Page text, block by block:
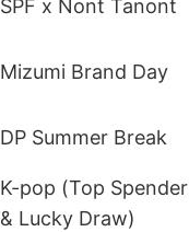
SPF x Nont Tanont
Mizumi Brand Day
DP Summer Break
K-pop (Top Spender
& Lucky Draw)